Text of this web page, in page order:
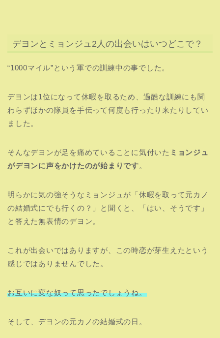
デヨンとミョンジュ2人の出会いはいつどこで？
“1000マイル”という軍での訓練中の事でした。
デヨンは1位になって休暇を取るため、過酷な訓練にも関
わらずほかの隊員を手伝って何度も行ったり来たりしてい
ました。
そんなデヨンが足を痛めていることに気付いた ミョンジュ
がデヨンに声をかけたのが始まりです。
明らかに気の強そうなミョンジュが「休暇を取って元カノ
の結婚式にでも行くの？」と聞くと、「はい、そうです」
と答えた無表情のデヨン。
これが出会いではありますが、この時恋が芽生えたという
感じではありませんでした。
お互いに変な奴って思ったでしょうね。
そして、デヨンの元カノの結婚式の日。